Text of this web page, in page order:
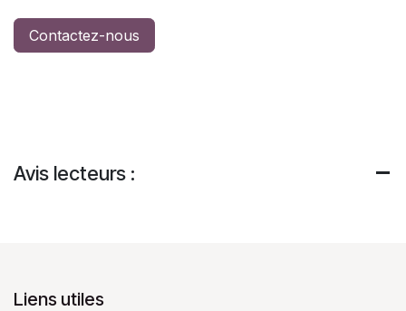
Contactez-nous
Avis lecteurs :
Liens utiles